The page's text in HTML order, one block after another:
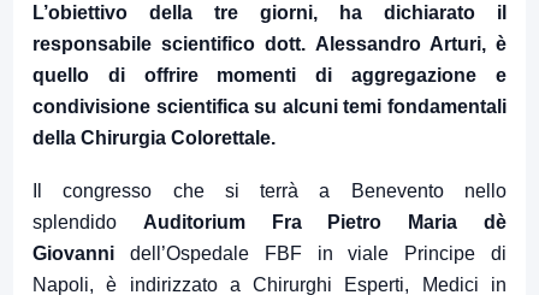
L’obiettivo della tre giorni, ha dichiarato il
responsabile scientifico dott. Alessandro Arturi, è
quello di offrire momenti di aggregazione e
condivisione scientifica su alcuni temi fondamentali
della Chirurgia Colorettale.
Il congresso che si terrà a Benevento nello
splendido
Auditorium Fra Pietro Maria dè
Giovanni
dell’Ospedale FBF in viale Principe di
Napoli, è indirizzato a Chirurghi Esperti, Medici in